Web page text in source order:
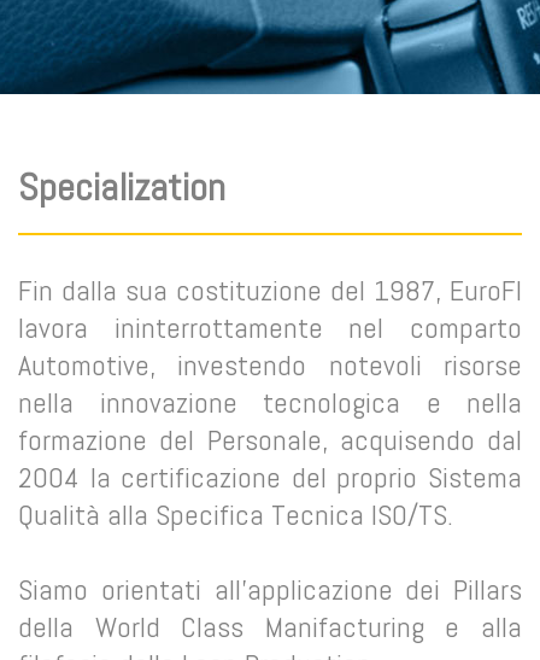
Specialization
Fin dalla sua costituzione del 1987, EuroFI
lavora ininterrottamente nel comparto
Automotive, investendo notevoli risorse
nella innovazione tecnologica e nella
formazione del Personale, acquisendo dal
2004 la certificazione del proprio Sistema
Qualità alla Specifica Tecnica ISO/TS.
Siamo orientati all’applicazione dei Pillars
della World Class Manifacturing e alla